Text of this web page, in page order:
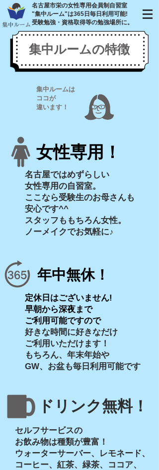
名古屋市栄の女性専用会員制自習室
"集中ルーム"は365日毎日利用可能!
​受験勉強・資格取得等の勉強場所に。
​集中ルームの特徴
集中ルームは
ココが
違います！
​女性専用！
名古屋ではめずらしい
女性専用の自習室。
ここなら受験生のお母さんも
安心です^^
スタッフももちろん女性。
ノーメイクでお気軽に♪
定休日はございません!
早朝から深夜まで
ご利用可能ですので
好きな時間に好きなだけ
ご利用いただけます！
もちろん、年末年始や
GW、お盆も毎日利用可能です
年中無休！
ドリンク無料！
セルフサービスの
お飲み物は種類が豊富！
ウォーターサーバー、レモネード、
コーヒー、紅茶、緑茶、ココア、